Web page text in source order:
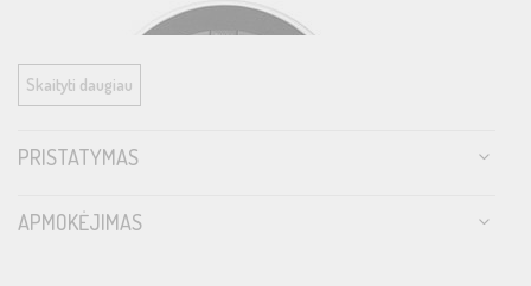
Skaityti daugiau
PRISTATYMAS
APMOKĖJIMAS